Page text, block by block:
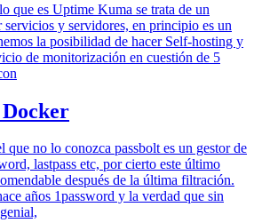
que es Uptime Kuma se trata de un
y servidores, en principio es un
la posibilidad de hacer Self-hosting y
de monitorización en cuestión de 5
que no lo conozca passbolt es un gestor de
lastpass etc, por cierto este último
después de la última filtración.
años 1password y la verdad que sin